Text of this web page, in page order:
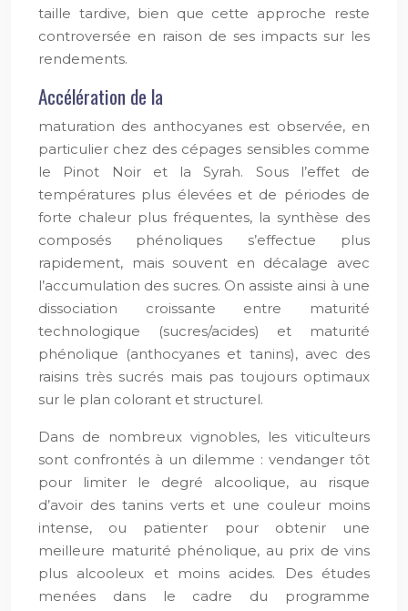
taille tardive, bien que cette approche reste
controversée en raison de ses impacts sur les
rendements.
Accélération de la
maturation des anthocyanes est observée, en
particulier chez des cépages sensibles comme
le Pinot Noir et la Syrah. Sous l’effet de
températures plus élevées et de périodes de
forte chaleur plus fréquentes, la synthèse des
composés phénoliques s’effectue plus
rapidement, mais souvent en décalage avec
l’accumulation des sucres. On assiste ainsi à une
dissociation croissante entre maturité
technologique (sucres/acides) et maturité
phénolique (anthocyanes et tanins), avec des
raisins très sucrés mais pas toujours optimaux
sur le plan colorant et structurel.
Dans de nombreux vignobles, les viticulteurs
sont confrontés à un dilemme : vendanger tôt
pour limiter le degré alcoolique, au risque
d’avoir des tanins verts et une couleur moins
intense, ou patienter pour obtenir une
meilleure maturité phénolique, au prix de vins
plus alcooleux et moins acides. Des études
menées dans le cadre du programme